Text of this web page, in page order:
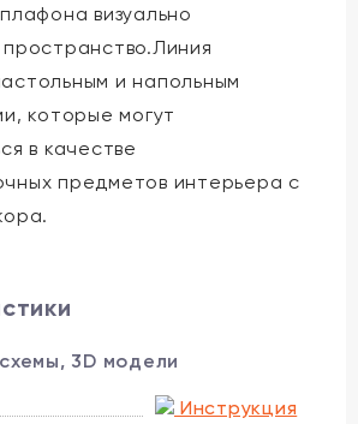
визуально
и напольным
которые могут
в качестве
предметов интерьера с
3D модели
Инструкция